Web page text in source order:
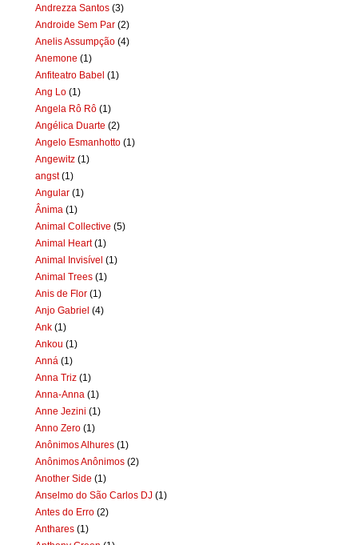
Andrezza Santos (3)
Androide Sem Par (2)
Anelis Assumpção (4)
Anemone (1)
Anfiteatro Babel (1)
Ang Lo (1)
Angela Rô Rô (1)
Angélica Duarte (2)
Angelo Esmanhotto (1)
Angewitz (1)
angst (1)
Angular (1)
Ânima (1)
Animal Collective (5)
Animal Heart (1)
Animal Invisível (1)
Animal Trees (1)
Anis de Flor (1)
Anjo Gabriel (4)
Ank (1)
Ankou (1)
Anná (1)
Anna Triz (1)
Anna-Anna (1)
Anne Jezini (1)
Anno Zero (1)
Anônimos Alhures (1)
Anônimos Anônimos (2)
Another Side (1)
Anselmo do São Carlos DJ (1)
Antes do Erro (2)
Anthares (1)